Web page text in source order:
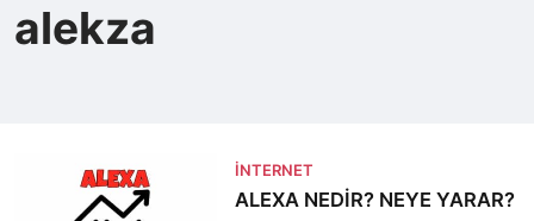
alekza
İNTERNET
ALEXA NEDİR? NEYE YARAR?